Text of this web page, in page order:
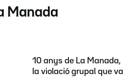
Manada
10 anys de La Manada,
la violació grupal que va